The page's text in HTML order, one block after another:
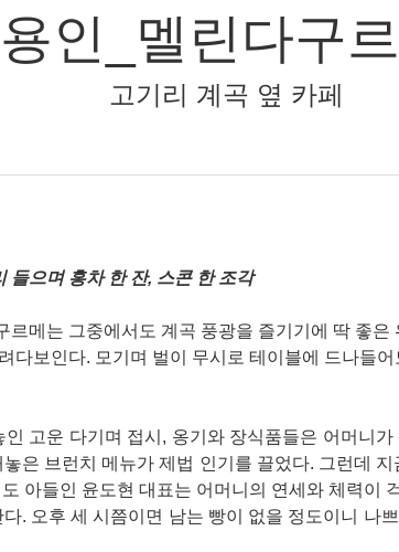
용인_멜린다구
고기리 계곡 옆 카페
들으며 홍차 한 잔, 스콘 한 조각
메는 그중에서도 계곡 풍광을 즐기기에 딱 좋은
보인다. 모기며 벌이 무시로 테이블에 드나들어
고운 다기며 접시, 옹기와 장식품들은 어머니가
은 브런치 메뉴가 제법 인기를 끌었다. 그런데 지
아들인 윤도현 대표는 어머니의 연세와 체력이
. 오후 세 시쯤이면 남는 빵이 없을 정도이니 나